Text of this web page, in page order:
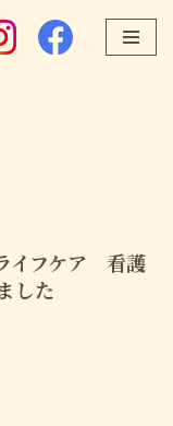
イフケア 看護
した